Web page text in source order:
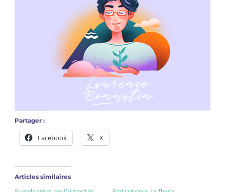
Partager :
Facebook X
Articles similaires